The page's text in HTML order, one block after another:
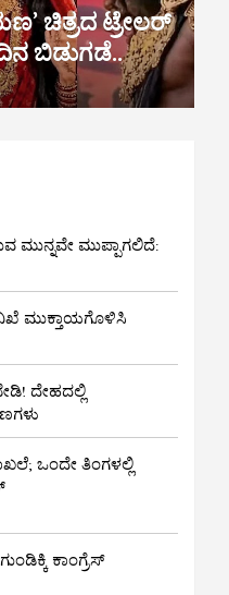
ಚಿತ್ರದ ಟ್ರೇಲರ್
ಬಿಡುಗಡೆ..
ಮುನ್ನವೇ ಮುಪ್ಪಾಗಲಿದೆ:
ಮುಕ್ತಾಯಗೊಳಿಸಿ
ದೇಹದಲ್ಲಿ
ಒಂದೇ ತಿಂಗಳಲ್ಲಿ
ಕಾಂಗ್ರೆಸ್‌